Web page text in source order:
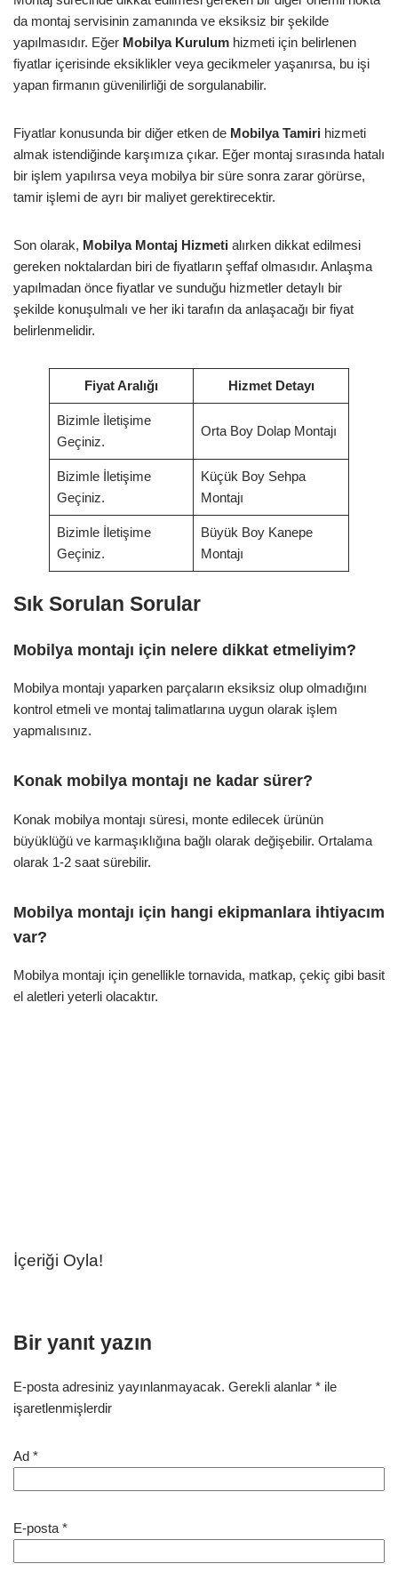
da montaj servisinin zamanında ve eksiksiz bir şekilde
yapılmasıdır. Eğer Mobilya Kurulum hizmeti için belirlenen
fiyatlar içerisinde eksiklikler veya gecikmeler yaşanırsa, bu işi
yapan firmanın güvenilirliği de sorgulanabilir.
Fiyatlar konusunda bir diğer etken de Mobilya Tamiri hizmeti
almak istendiğinde karşımıza çıkar. Eğer montaj sırasında hatalı
bir işlem yapılırsa veya mobilya bir süre sonra zarar görürse,
tamir işlemi de ayrı bir maliyet gerektirecektir.
Son olarak, Mobilya Montaj Hizmeti alırken dikkat edilmesi
gereken noktalardan biri de fiyatların şeffaf olmasıdır. Anlaşma
yapılmadan önce fiyatlar ve sunduğu hizmetler detaylı bir
şekilde konuşulmalı ve her iki tarafın da anlaşacağı bir fiyat
belirlenmelidir.
Fiyat Aralığı Hizmet Detayı
Bizimle İletişime
Geçiniz.
Orta Boy Dolap Montajı
Bizimle İletişime
Geçiniz.
Küçük Boy Sehpa
Montajı
Bizimle İletişime
Geçiniz.
Büyük Boy Kanepe
Montajı
Sık Sorulan Sorular
Mobilya montajı için nelere dikkat etmeliyim?
Mobilya montajı yaparken parçaların eksiksiz olup olmadığını
kontrol etmeli ve montaj talimatlarına uygun olarak işlem
yapmalısınız.
Konak mobilya montajı ne kadar sürer?
Konak mobilya montajı süresi, monte edilecek ürünün
büyüklüğü ve karmaşıklığına bağlı olarak değişebilir. Ortalama
olarak 1-2 saat sürebilir.
Mobilya montajı için hangi ekipmanlara ihtiyacım
var?
Mobilya montajı için genellikle tornavida, matkap, çekiç gibi basit
el aletleri yeterli olacaktır.
İçeriği Oyla!
Bir yanıt yazın
E-posta adresiniz yayınlanmayacak. Gerekli alanlar * ile
işaretlenmişlerdir
Ad *
E-posta *